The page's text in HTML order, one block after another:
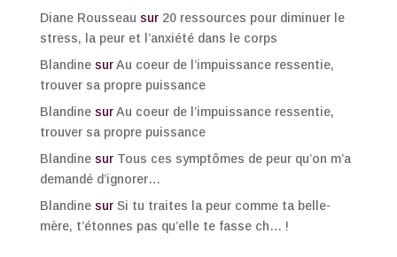
Diane Rousseau sur 20 ressources pour diminuer le
stress, la peur et l’anxiété dans le corps
BlandinesurAu coeur de l’impuissance ressentie,
trouver sa propre puissance
BlandinesurAu coeur de l’impuissance ressentie,
trouver sa propre puissance
Blandinesur Tous ces symptômes de peur qu’on m’a
demandé d’ignorer…
Blandinesur Si tu traites la peur comme ta belle-
mère, t’étonnes pas qu’elle te fasse ch… !